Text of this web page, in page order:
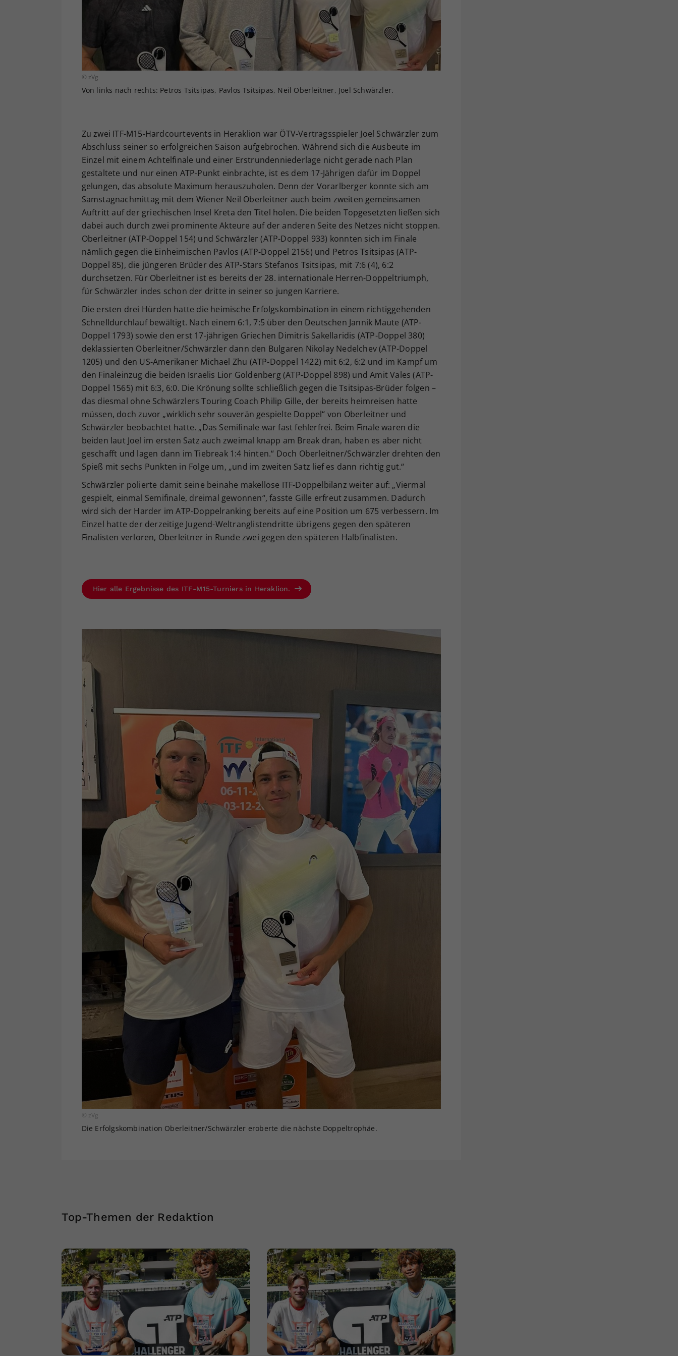
© zVg
Von links nach rechts: Petros Tsitsipas, Pavlos Tsitsipas, Neil Oberleitner, Joel Schwärzler.
Zu zwei ITF-M15-Hardcourtevents in Heraklion war ÖTV-Vertragsspieler Joel Schwärzler zum
Abschluss seiner so erfolgreichen Saison aufgebrochen. Während sich die Ausbeute im
Einzel mit einem Achtelfinale und einer Erstrundenniederlage nicht gerade nach Plan
gestaltete und nur einen ATP-Punkt einbrachte, ist es dem 17-Jährigen dafür im Doppel
gelungen, das absolute Maximum herauszuholen. Denn der Vorarlberger konnte sich am
Samstagnachmittag mit dem Wiener Neil Oberleitner auch beim zweiten gemeinsamen
Auftritt auf der griechischen Insel Kreta den Titel holen. Die beiden Topgesetzten ließen sich
dabei auch durch zwei prominente Akteure auf der anderen Seite des Netzes nicht stoppen.
Oberleitner (ATP-Doppel 154) und Schwärzler (ATP-Doppel 933) konnten sich im Finale
nämlich gegen die Einheimischen Pavlos (ATP-Doppel 2156) und Petros Tsitsipas (ATP-
Doppel 85), die jüngeren Brüder des ATP-Stars Stefanos Tsitsipas, mit 7:6 (4), 6:2
durchsetzen. Für Oberleitner ist es bereits der 28. internationale Herren-Doppeltriumph,
für Schwärzler indes schon der dritte in seiner so jungen Karriere.
Die ersten drei Hürden hatte die heimische Erfolgskombination in einem richtiggehenden
Schnelldurchlauf bewältigt. Nach einem 6:1, 7:5 über den Deutschen Jannik Maute (ATP-
Doppel 1793) sowie den erst 17-jährigen Griechen Dimitris Sakellaridis (ATP-Doppel 380)
deklassierten Oberleitner/Schwärzler dann den Bulgaren Nikolay Nedelchev (ATP-Doppel
1205) und den US-Amerikaner Michael Zhu (ATP-Doppel 1422) mit 6:2, 6:2 und im Kampf um
den Finaleinzug die beiden Israelis Lior Goldenberg (ATP-Doppel 898) und Amit Vales (ATP-
Doppel 1565) mit 6:3, 6:0. Die Krönung sollte schließlich gegen die Tsitsipas-Brüder folgen –
das diesmal ohne Schwärzlers Touring Coach Philip Gille, der bereits heimreisen hatte
müssen, doch zuvor „wirklich sehr souverän gespielte Doppel“ von Oberleitner und
Schwärzler beobachtet hatte. „Das Semifinale war fast fehlerfrei. Beim Finale waren die
beiden laut Joel im ersten Satz auch zweimal knapp am Break dran, haben es aber nicht
geschafft und lagen dann im Tiebreak 1:4 hinten.“ Doch Oberleitner/Schwärzler drehten den
Spieß mit sechs Punkten in Folge um, „und im zweiten Satz lief es dann richtig gut.“
Schwärzler polierte damit seine beinahe makellose ITF-Doppelbilanz weiter auf: „Viermal
gespielt, einmal Semifinale, dreimal gewonnen“, fasste Gille erfreut zusammen. Dadurch
wird sich der Harder im ATP-Doppelranking bereits auf eine Position um 675 verbessern. Im
Einzel hatte der derzeitige Jugend-Weltranglistendritte übrigens gegen den späteren
Finalisten verloren, Oberleitner in Runde zwei gegen den späteren Halbfinalisten.
Hier alle Ergebnisse des ITF-M15-Turniers in Heraklion.
© zVg
Die Erfolgskombination Oberleitner/Schwärzler eroberte die nächste Doppeltrophäe.
Top-Themen der Redaktion
Ihrer vorgenommen Einstellungen, falls der
Webseiten-Betreiber dies eingestellt hat.